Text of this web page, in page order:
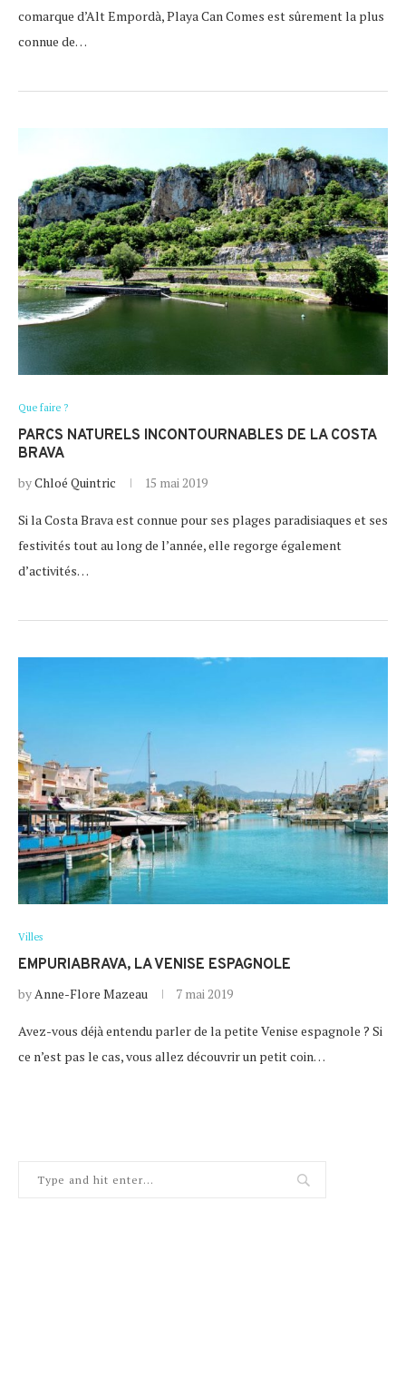
comarque d’Alt Empordà, Playa Can Comes est sûrement la plus
connue de…
Que faire ?
PARCS NATURELS INCONTOURNABLES DE LA COSTA
BRAVA
byChloé Quintric 15 mai 2019
Si la Costa Brava est connue pour ses plages paradisiaques et ses
festivités tout au long de l’année, elle regorge également
d’activités…
Villes
EMPURIABRAVA, LA VENISE ESPAGNOLE
byAnne-Flore Mazeau 7 mai 2019
Avez-vous déjà entendu parler de la petite Venise espagnole ? Si
ce n’est pas le cas, vous allez découvrir un petit coin…